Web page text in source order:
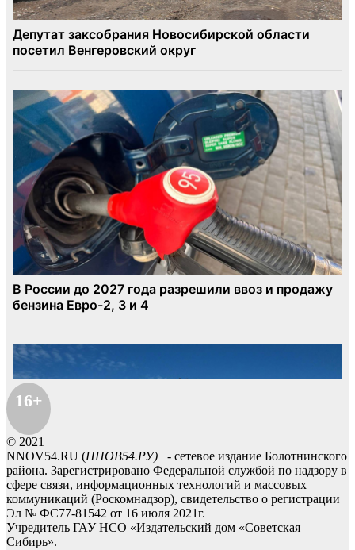
16+
© 2021
NNOV54.RU (ННОВ54.РУ) - сетевое издание Болотнинского
района. Зарегистрировано Федеральной службой по надзору в
сфере связи, информационных технологий и массовых
коммуникаций (Роскомнадзор), свидетельство о регистрации
Эл № ФС77-81542 от 16 июля 2021г.
Учредитель ГАУ НСО «Издательский дом «Советская
Сибирь».